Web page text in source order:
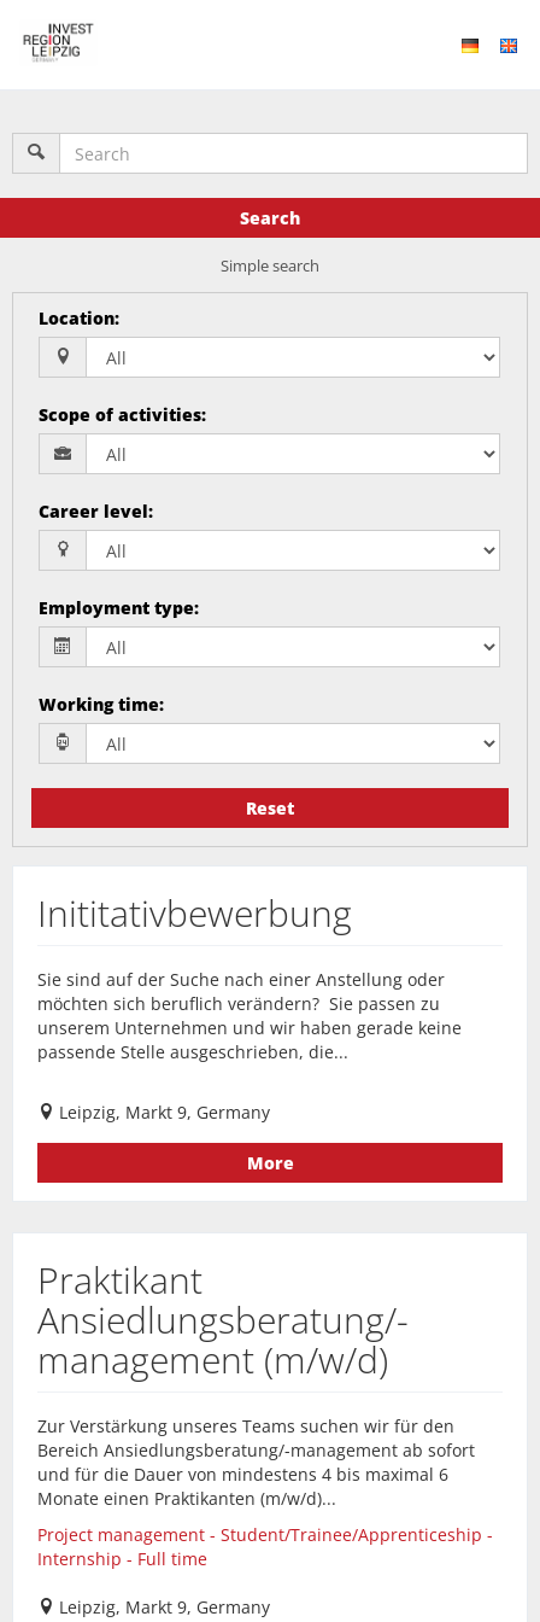
Search
Simple search
Location:
Scope of activities:
Career level:
Employment type:
Working time:
Reset
Inititativbewerbung
Sie sind auf der Suche nach einer Anstellung oder
möchten sich beruflich verändern? Sie passen zu
unserem Unternehmen und wir haben gerade keine
passende Stelle ausgeschrieben, die...
Leipzig, Markt 9, Germany
More
Praktikant
Ansiedlungsberatung/-
management (m/w/d)
Zur Verstärkung unseres Teams suchen wir für den
Bereich Ansiedlungsberatung/-management ab sofort
und für die Dauer von mindestens 4 bis maximal 6
Monate einen Praktikanten (m/w/d)...
Project management - Student/Trainee/Apprenticeship -
Internship - Full time
Leipzig, Markt 9, Germany